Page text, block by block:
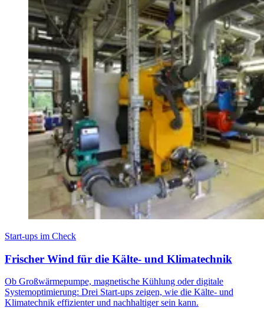
Start-ups im Check
Frischer Wind für die Kälte- und Klimatechnik
Ob Großwärmepumpe, magnetische Kühlung oder digitale
Systemoptimierung: Drei Start-ups zeigen, wie die Kälte- und
Klimatechnik effizienter und nachhaltiger sein kann.